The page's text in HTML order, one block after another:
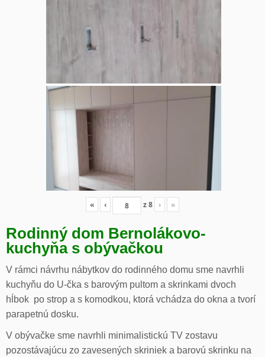
« ‹ z8 › »
Rodinný dom Bernolákovo-
kuchyňa s obývačkou
V rámci návrhu nábytkov do rodinného domu sme navrhli
kuchyňu do U-čka s barovým pultom a skrinkami dvoch
hĺbok po strop a s komodkou, ktorá vchádza do okna a tvorí
parapetnú dosku.
V obývačke sme navrhli minimalistickú TV zostavu
pozostávajúcu zo zavesených skriniek a barovú skrinku na